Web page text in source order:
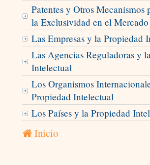
Patentes y Otros Mecanismos
la Exclusividad en el Mercado
Las Empresas y la Propiedad
Las Agencias Reguladoras y
Intelectual
Los Organismos
Propiedad Intelectual
Los Países y la Propiedad
Inicio